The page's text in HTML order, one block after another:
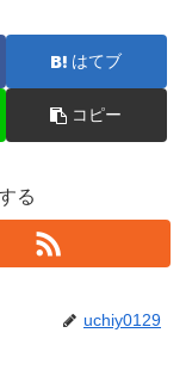
はてブ
コピー
る
uchiy0129